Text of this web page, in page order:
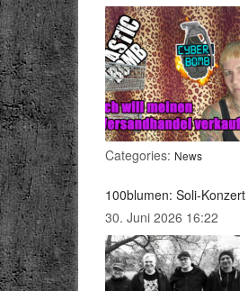
Categories: News
100blumen: Soli-Konzert
30. Juni 2026 16:22